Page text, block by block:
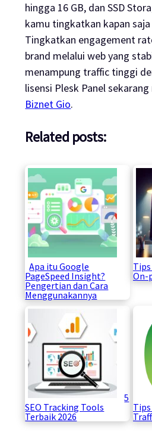
hingga 16 GB, dan SSD
kamu tingkatkan kapan
Tingkatkan engagement
brand melaluiwebyang
menampung traffic tinggi
lisensi Plesk Panel
Biznet Gio.
Related posts:
Apa itu Google
PageSpeed Insight?
Pengertian dan Cara
Menggunakannya
On-
5
SEO Tracking Tools
Terbaik 2026